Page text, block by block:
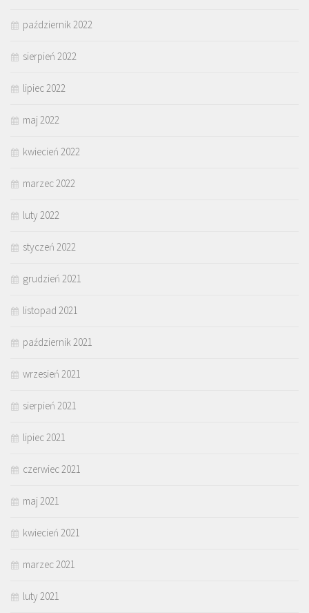
październik 2022
sierpień 2022
lipiec 2022
maj 2022
kwiecień 2022
marzec 2022
luty 2022
styczeń 2022
grudzień 2021
listopad 2021
październik 2021
wrzesień 2021
sierpień 2021
lipiec 2021
czerwiec 2021
maj 2021
kwiecień 2021
marzec 2021
luty 2021